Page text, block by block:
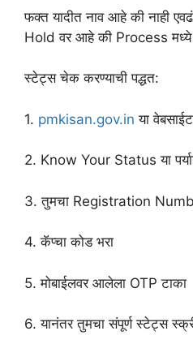
फक्त यादीत नाव आहे की नाही
Hold वर आहे की Process मध्ये
स्टेट्स चेक करण्याची पद्धत:
1. pmkisan.gov.in या
2. Know Your Status या
3. तुमचा Registration
4. कॅप्चा कोड भरा
5. मोबाईलवर आलेला OTP टाका
6. यानंतर तुमचा संपूर्ण स्टेट्स